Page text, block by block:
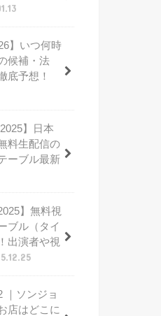
】いつ何時
候補・法
底予想！
】日本
料生配信の
ーブル最新
】無料視
ブル（タイ
出演者や視
｜ソンジョ
店はどこに